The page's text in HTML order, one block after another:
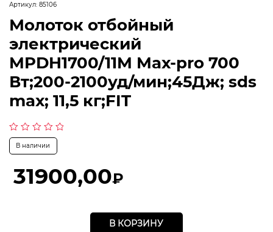
Артикул: 85106
Молоток отбойный
электрический
MPDH1700/11M Max-pro 700
Вт;200-2100уд/мин;45Дж; sds
max; 11,5 кг;FIT
Оценка
из
В наличии
31900,00₽
В КОРЗИНУ